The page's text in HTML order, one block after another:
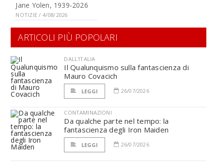
Jane Yolen, 1939-2026
NOTIZIE / 4/08/2026
ARTICOLI PIÙ POPOLARI
DALL'ITALIA
Il Qualunquismo sulla fantascienza di
Mauro Covacich
LEGGI 26/07/2026
CONTAMINAZIONI
Da qualche parte nel tempo: la
fantascienza degli Iron Maiden
LEGGI 26/07/2026